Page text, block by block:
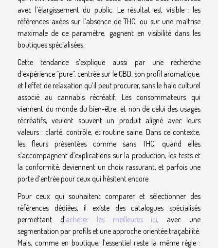
avec l’élargissement du public. Le résultat est visible : les
références axées sur l’absence de THC, ou sur une maîtrise
maximale de ce paramètre, gagnent en visibilité dans les
boutiques spécialisées.
Cette tendance s’explique aussi par une recherche
d’expérience “pure”, centrée sur le CBD, son profil aromatique,
et l’effet de relaxation qu’il peut procurer, sans le halo culturel
associé au cannabis récréatif. Les consommateurs qui
viennent du monde du bien-être, et non de celui des usages
récréatifs, veulent souvent un produit aligné avec leurs
valeurs : clarté, contrôle, et routine saine. Dans ce contexte,
les fleurs présentées comme sans THC, quand elles
s’accompagnent d’explications sur la production, les tests et
la conformité, deviennent un choix rassurant, et parfois une
porte d’entrée pour ceux qui hésitent encore.
Pour ceux qui souhaitent comparer et sélectionner des
références dédiées, il existe des catalogues spécialisés
permettant d’acheter les meilleures ici, avec une
segmentation par profils et une approche orientée traçabilité.
Mais, comme en boutique, l’essentiel reste la même règle :